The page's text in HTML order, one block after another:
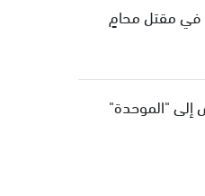
في مقتل محامٍ
"الموحدة"